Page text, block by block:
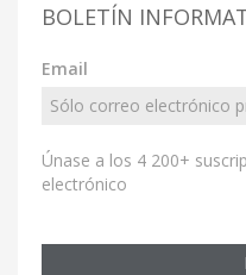
BOLETÍN
Email
Únase a los 4 200+
electrónico